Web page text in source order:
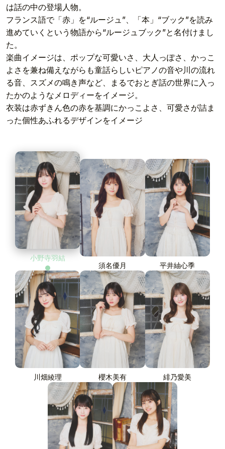
は話の中の登場人物。
フランス語で「赤」を“ルージュ”、「本」“ブック”を読み
進めていくという物語から“ルージュブック”と名付けまし
た。
楽曲イメージは、ポップな可愛いさ、大人っぽさ、かっこ
よさを兼ね備えながらも童話らしいピアノの音や川の流れ
る音、スズメの鳴き声など、
まるでおとぎ話の世界に入っ
たかのようなメロディーをイメージ。
衣装は赤ずきん色の赤を基調にかっこよさ、可愛さが詰ま
った個性あふれるデザインをイメージ
小野寺羽結
須名優月
平井紬心季
川畑綾理 櫻木美有 緋乃愛美